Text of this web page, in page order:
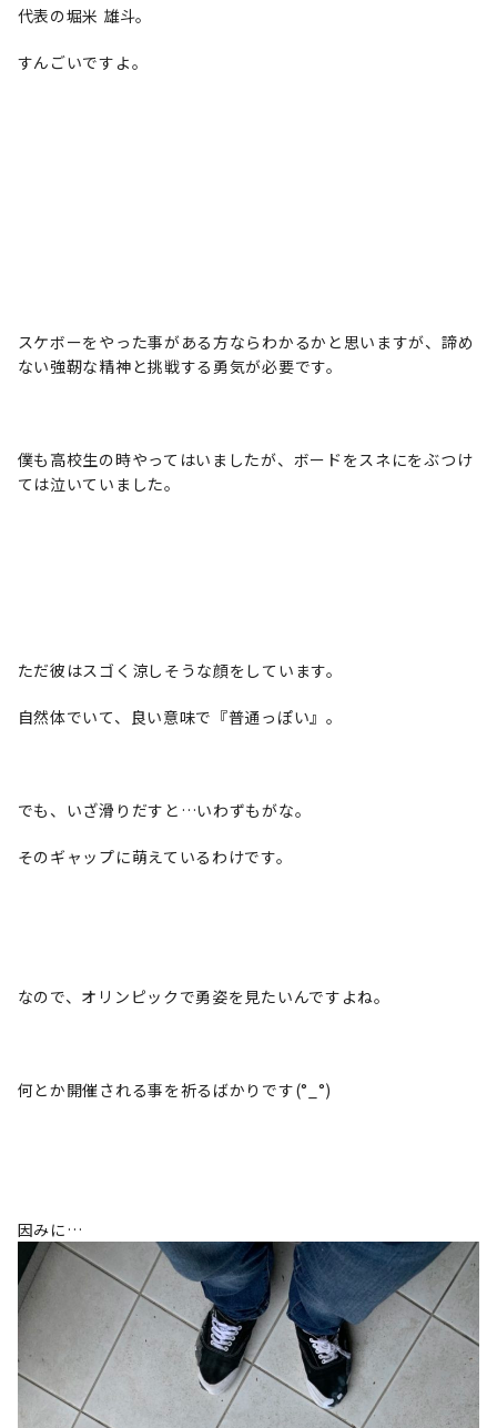
代表の堀米 雄斗。
すんごいですよ。
スケボーをやった事がある方ならわかるかと思いますが、諦め
ない強靭な精神と挑戦する勇気が必要です。
僕も高校生の時やってはいましたが、ボードをスネにをぶつけ
ては泣いていました。
ただ彼はスゴく涼しそうな顔をしています。
自然体でいて、良い意味で『普通っぽい』。
でも、いざ滑りだすと…いわずもがな。
そのギャップに萌えているわけです。
なので、オリンピックで勇姿を見たいんですよね。
何とか開催される事を祈るばかりです(°_°)
因みに…